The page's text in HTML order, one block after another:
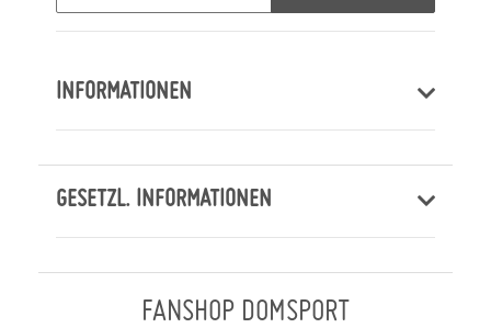
INFORMATIONEN
GESETZL. INFORMATIONEN
FANSHOP DOMSPORT